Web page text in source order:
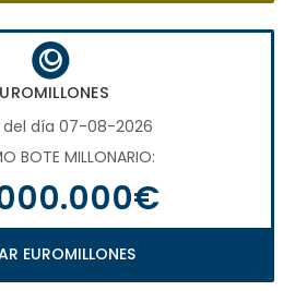
del día 07-08-2026
BOTE MILLONARIO:
EUROMILLONES